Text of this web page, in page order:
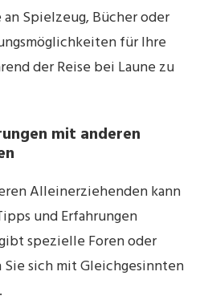
Spielzeug, Bücher oder
für Ihre
der Reise bei Laune zu
mit anderen
Alleinerziehenden kann
und Erfahrungen
spezielle Foren oder
sich mit Gleichgesinnten